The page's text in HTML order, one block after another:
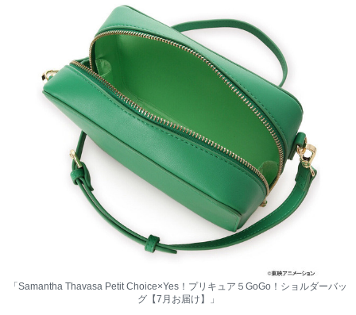
「Samantha Thavasa Petit Choice×Yes！プリキュア５GoGo！ショルダーバッ
グ【7月お届け】」